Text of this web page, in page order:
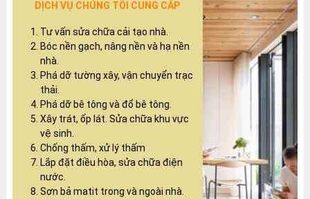
DỊCH VỤ CHÚNG TÔI CUNG CẤP
Tư vấn sửa chữa cải tạo nhà.
Bóc nền gạch, nâng nền và hạ nền
nhà.
Phá dỡ tường xây, vận chuyển trạc
thải.
Phá dỡ bê tông và đổ bê tông.
Xây trát, ốp lát. Sửa chữa khu vực
vệ sinh.
Chống thấm, xử lý thấm
Lắp đặt điều hòa, sửa chữa điện
nước.
Sơn bả matit trong và ngoài nhà.